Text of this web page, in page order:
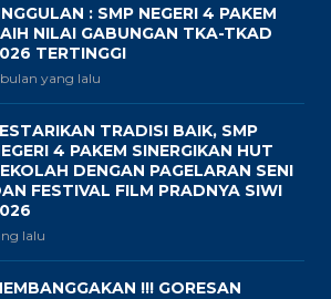
: SMP NEGERI 4 PAKEM
NILAI GABUNGAN TKA-TKAD
TERTINGGI
yang lalu
TRADISI BAIK, SMP
4 PAKEM SINERGIKAN HUT
DENGAN PAGELARAN SENI
FESTIVAL FILM PRADNYA SIWI
lalu
!!! GORESAN